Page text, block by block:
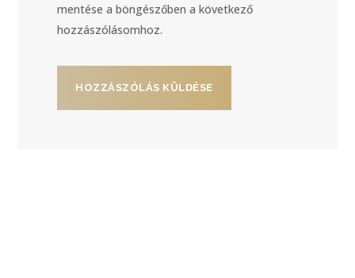
mentése a böngészőben a következő
hozzászólásomhoz.